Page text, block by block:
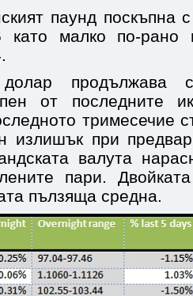
паунд поскъпна
като малко по-рано
долар продължава
от последните
тримесечие
излишък при
валута
пари.
пълзяща средна.